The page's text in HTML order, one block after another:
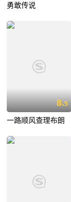
勇敢传说
8.5
一路顺风查理布朗